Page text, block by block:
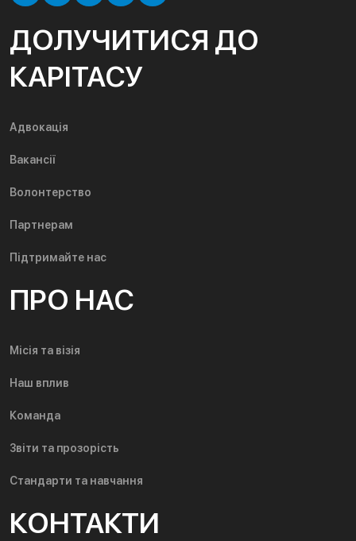
ДОЛУЧИТИСЯ ДО
КАРІТАСУ
Адвокація
Вакансії
Волонтерство
Партнерам
Підтримайте нас
ПРО НАС
Місія та візія
Наш вплив
Команда
Звіти та прозорість
Стандарти та навчання
КОНТАКТИ